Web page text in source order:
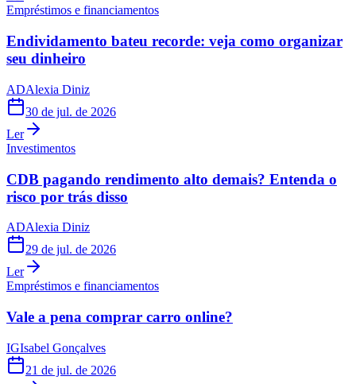
Empréstimos e financiamentos
Endividamento bateu recorde: veja como organizar
seu dinheiro
ADAlexia Diniz
30 de jul. de 2026
Ler
Investimentos
CDB pagando rendimento alto demais? Entenda o
risco por trás disso
ADAlexia Diniz
29 de jul. de 2026
Ler
Empréstimos e financiamentos
Vale a pena comprar carro online?
IGIsabel Gonçalves
21 de jul. de 2026